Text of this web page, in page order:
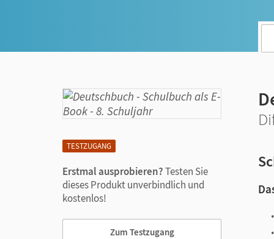
TESTZUGANG
Erstmal ausprobieren?Testen Sie
dieses Produkt unverbindlich und
kostenlos!
Zum Testzugang